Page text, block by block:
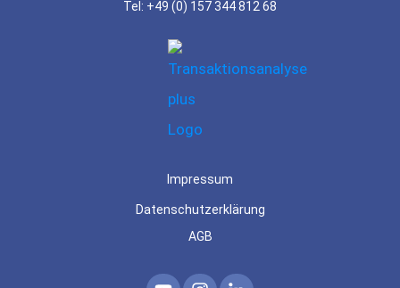
Impressum
Datenschutzerklärung
AGB
Tel: +49 (0) 157 344 812 68